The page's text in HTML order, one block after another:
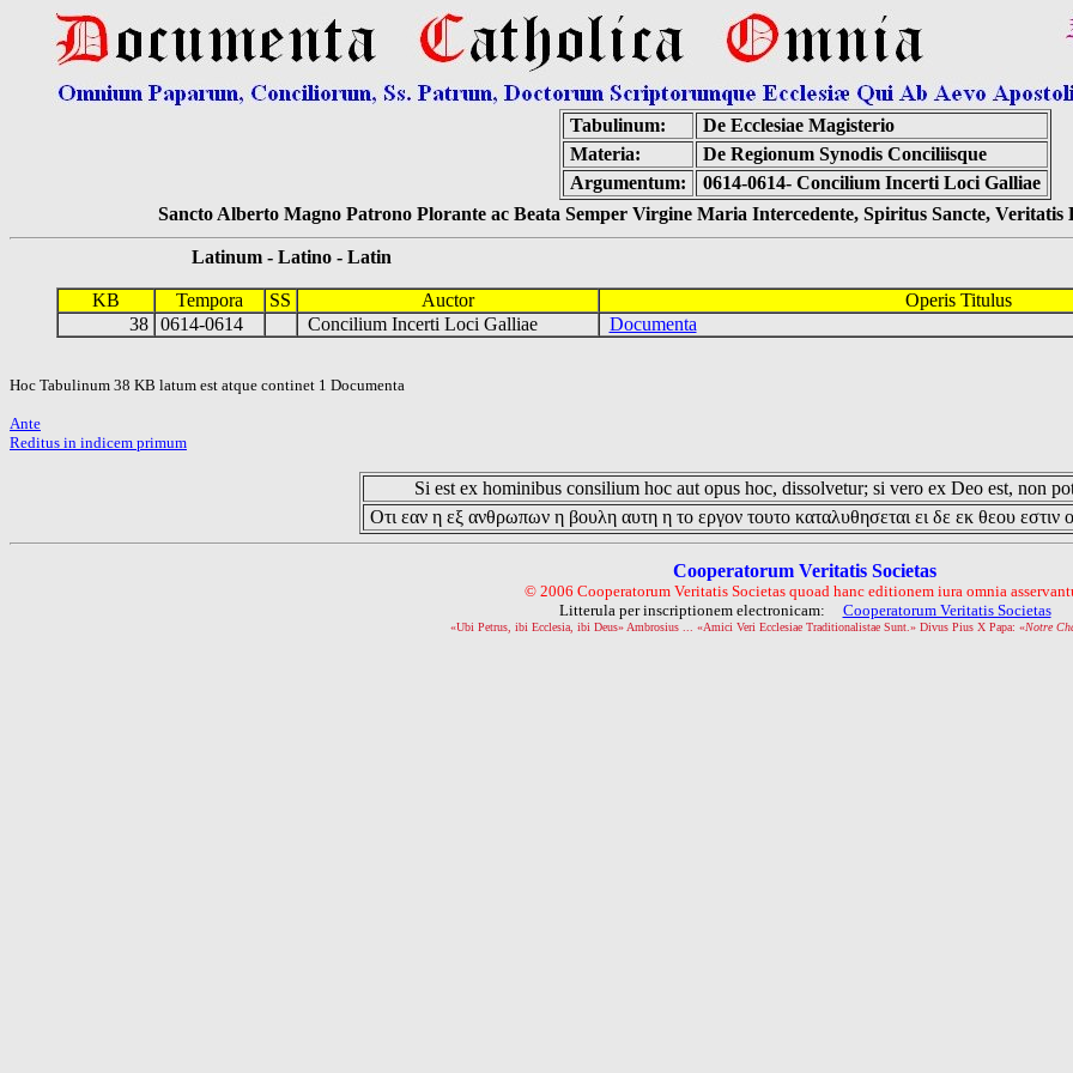
Tabulinum:
De Ecclesiae Magisterio
Materia:
De Regionum Synodis Conciliisque
Argumentum:
0614-0614- Concilium Incerti Loci Galliae
Sancto Alberto Magno Patrono Plorante ac Beata Semper Virgine Maria Intercedente, Spiritus Sancte,
Latinum - Latino - Latin
KB Tempora SS Auctor Operis Titulus
38 0614-0614 Concilium Incerti Loci Galliae Documenta
Hoc Tabulinum 38 KB latum est atque continet 1 Documenta
Ante
Reditus in indicem primum
Si est ex hominibus consilium hoc aut opus hoc, dissolvetur; si vero ex Deo est, non
Οτι εαν η εξ ανθρωπων η βουλη αυτη η το εργον τουτο καταλυθησεται ει δε εκ θεου εστιν
Cooperatorum Veritatis Societas
© 2006 Cooperatorum Veritatis Societas quoad hanc editionem iura omnia
Litterula per inscriptionem electronicam: Cooperatorum Veritatis Societas
«Ubi Petrus, ibi Ecclesia, ibi Deus» Ambrosius ... «Amici Veri Ecclesiae Traditionalistae Sunt.» Divus Pius X Papa: «Notre